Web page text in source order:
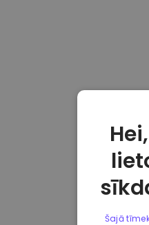
Šajā